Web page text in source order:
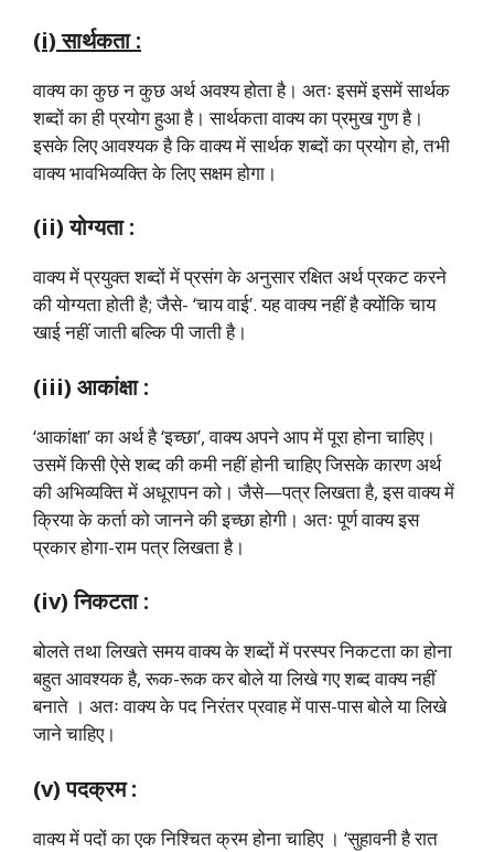
(i) सार्थकता :
वाक्य का कुछ न कुछ अर्थ अवश्य होता है। अतः इसमें इसमें सार्थक
शब्दों का ही प्रयोग हुआ है। सार्थकता वाक्य का प्रमुख गुण है।
इसके लिए आवश्यक है कि वाक्य में सार्थक शब्दों का प्रयोग हो, तभी
वाक्य भावभिव्यक्ति के लिए सक्षम होगा।
(ii) योग्यता :
वाक्य में प्रयुक्त शब्दों में प्रसंग के अनुसार रक्षित अर्थ प्रकट करने
की योग्यता होती है; जैसे- ‘चाय वाई’. यह वाक्य नहीं है क्योंकि चाय
खाई नहीं जाती बल्कि पी जाती है।
(iii) आकांक्षा :
‘आकांक्षा’ का अर्थ है ‘इच्छा’, वाक्य अपने आप में पूरा होना चाहिए।
उसमें किसी ऐसे शब्द की कमी नहीं होनी चाहिए जिसके कारण अर्थ
की अभिव्यक्ति में अधूरापन को। जैसे—पत्र लिखता है, इस वाक्य में
क्रिया के कर्ता को जानने की इच्छा होगी। अतः पूर्ण वाक्य इस
प्रकार होगा-राम पत्र लिखता है।
(iv) निकटता :
बोलते तथा लिखते समय वाक्य के शब्दों में परस्पर निकटता का होना
बहुत आवश्यक है, रूक-रूक कर बोले या लिखे गए शब्द वाक्य नहीं
बनाते । अतः वाक्य के पद निरंतर प्रवाह में पास-पास बोले या लिखे
जाने चाहिए।
(v) पदक्रम :
वाक्य में पदों का एक निश्चित क्रम होना चाहिए । ‘सुहावनी है रात